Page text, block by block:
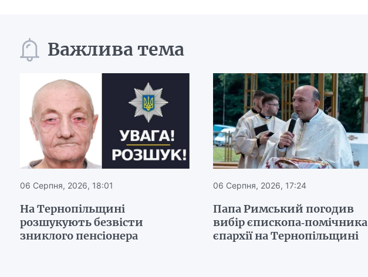
Важлива тема
06 Серпня, 2026, 18:01
На Тернопільщині
розшукують безвісти
зниклого пенсіонера
06 Серпня, 2026, 17:24
Папа Римський погодив
вибір єпископа-помічника
єпархії на Тернопільщині